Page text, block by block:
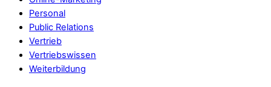
Personal
Public Relations
Vertrieb
Vertriebswissen
Weiterbildung